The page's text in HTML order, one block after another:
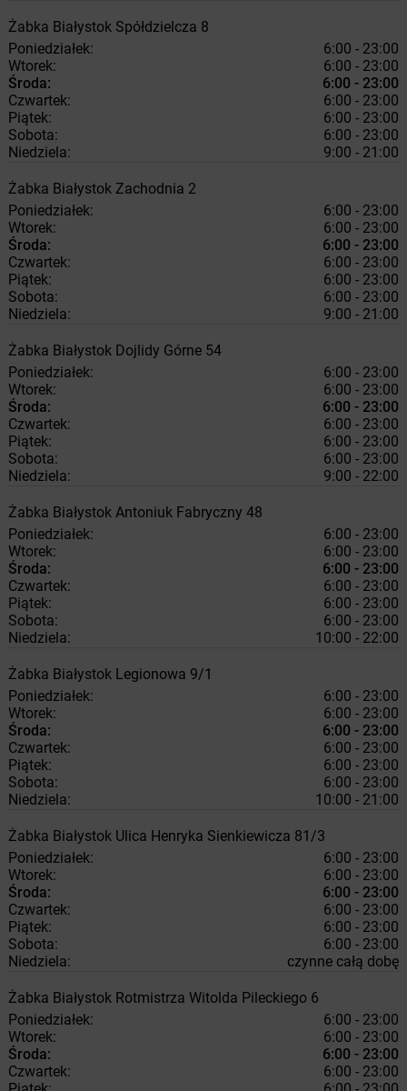
Żabka Białystok Spółdzielcza 8
Poniedziałek:
6:00 - 23:00
Wtorek:
6:00 - 23:00
Środa:
6:00 - 23:00
Czwartek:
6:00 - 23:00
Piątek:
6:00 - 23:00
Sobota:
6:00 - 23:00
Niedziela:
9:00 - 21:00
Żabka Białystok Zachodnia 2
Poniedziałek:
6:00 - 23:00
Wtorek:
6:00 - 23:00
Środa:
6:00 - 23:00
Czwartek:
6:00 - 23:00
Piątek:
6:00 - 23:00
Sobota:
6:00 - 23:00
Niedziela:
9:00 - 21:00
Żabka Białystok Dojlidy Górne 54
Poniedziałek:
6:00 - 23:00
Wtorek:
6:00 - 23:00
Środa:
6:00 - 23:00
Czwartek:
6:00 - 23:00
Piątek:
6:00 - 23:00
Sobota:
6:00 - 23:00
Niedziela:
9:00 - 22:00
Żabka Białystok Antoniuk Fabryczny 48
Poniedziałek:
6:00 - 23:00
Wtorek:
6:00 - 23:00
Środa:
6:00 - 23:00
Czwartek:
6:00 - 23:00
Piątek:
6:00 - 23:00
Sobota:
6:00 - 23:00
Niedziela:
10:00 - 22:00
Żabka Białystok Legionowa 9/1
Poniedziałek:
6:00 - 23:00
Wtorek:
6:00 - 23:00
Środa:
6:00 - 23:00
Czwartek:
6:00 - 23:00
Piątek:
6:00 - 23:00
Sobota:
6:00 - 23:00
Niedziela:
10:00 - 21:00
Żabka Białystok Ulica Henryka Sienkiewicza 81/3
Poniedziałek:
6:00 - 23:00
Wtorek:
6:00 - 23:00
Środa:
6:00 - 23:00
Czwartek:
6:00 - 23:00
Piątek:
6:00 - 23:00
Sobota:
6:00 - 23:00
Niedziela:
czynne całą dobę
Żabka Białystok Rotmistrza Witolda Pileckiego 6
Poniedziałek:
6:00 - 23:00
Wtorek:
6:00 - 23:00
Środa:
6:00 - 23:00
Czwartek:
6:00 - 23:00